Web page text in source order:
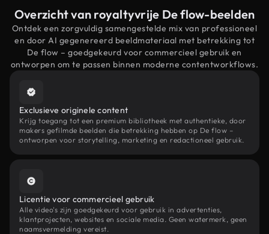
Overzicht van royaltyvrije De flow-beelden
Ontdek een zorgvuldig samengestelde mix van professioneel
en door AI gegenereerd beeldmateriaal met betrekking tot
De flow – goedgekeurd voor commercieel gebruik en
ontworpen om te passen binnen moderne contentworkflows.
Exclusieve originele content
Krijg toegang tot een premium bibliotheek met authentieke, door
makers gefilmde beelden die betrekking hebben op De flow –
ontworpen voor storytelling, marketing en redactioneel gebruik.
Licentie voor commercieel gebruik
Alle video's zijn goedgekeurd voor gebruik in advertenties,
klantprojecten, websites en sociale media. Geen watermerk, geen
naamsvermelding vereist.